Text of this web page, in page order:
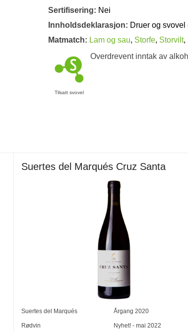
Sertifisering: Nei
Innholdsdeklarasjon: Druer og svovel
Matmatch: Lam og sau, Storfe, Storvilt,
Tilsatt svovel
Overdrevent inntak av
Suertes del Marqués Cruz Santa
Suertes del Marqués Årgang2020
Rødvin Nyhet! - mai 2022